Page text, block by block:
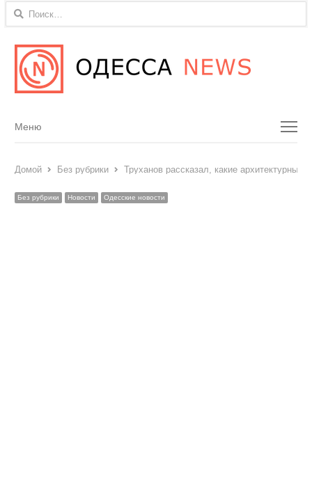
Найти:
Menu
Меню
Домой Без рубрики Труханов рассказал, какие архитектурные
Без рубрики Новости Одесские новости